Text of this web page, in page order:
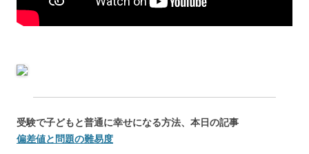
受験で子どもと普通に幸せになる方法、本日の記事
偏差値と問題の難易度